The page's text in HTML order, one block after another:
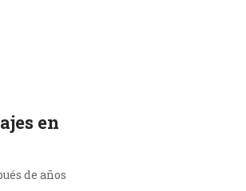
en
de años